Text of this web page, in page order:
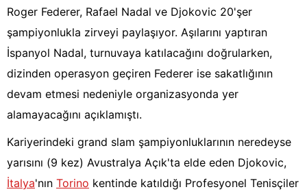
Roger Federer, Rafael Nadal ve Djokovic 20'şer
şampiyonlukla zirveyi paylaşıyor. Aşılarını yaptıran
İspanyol Nadal, turnuvaya katılacağını doğrularken,
dizinden operasyon geçiren Federer ise sakatlığının
devam etmesi nedeniyle organizasyonda yer
alamayacağını açıklamıştı.
Kariyerindeki grand slam şampiyonluklarının neredeyse
yarısını (9 kez) Avustralya Açık'ta elde eden Djokovic,
İtalya'nın Torino kentinde katıldığı Profesyonel Tenisçiler